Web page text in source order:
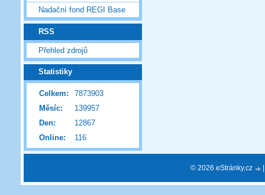
Nadační fond REGI Base
RSS
Přehled zdrojů
Statistiky
Online: 116
Celkem:
7873903
Měsíc:
139957
Den:
12867
© 2026 eStránky.cz